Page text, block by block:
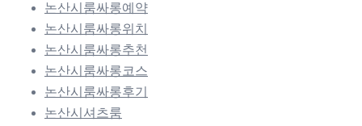
논산시룸싸롱예약
논산시룸싸롱위치
논산시룸싸롱추천
논산시룸싸롱코스
논산시룸싸롱후기
논산시셔츠룸